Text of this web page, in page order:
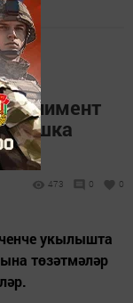
алимент
башка
473 0 0
укылышта
төзәтмәләр